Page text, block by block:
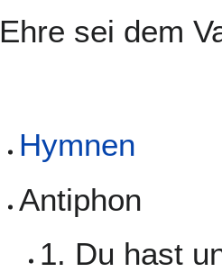
Ehre sei dem
Hymnen
Antiphon
1. Du hast